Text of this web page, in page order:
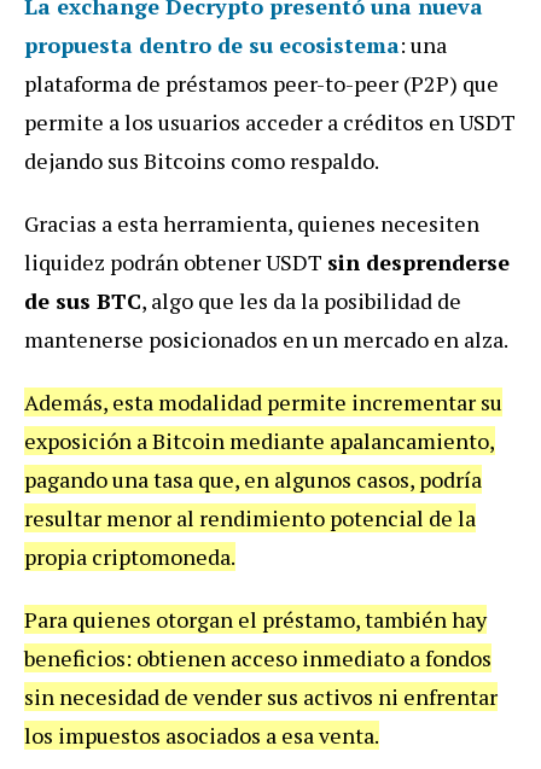
La exchange Decrypto presentó una nueva
propuesta dentro de su ecosistema: una
plataforma de préstamos peer-to-peer (P2P) que
permite a los usuarios acceder a créditos en USDT
dejando sus Bitcoins como respaldo.
Gracias a esta herramienta, quienes necesiten
liquidez podrán obtener USDT sin desprenderse
de sus BTC, algo que les da la posibilidad de
mantenerse posicionados en un mercado en alza.
Además, esta modalidad permite incrementar su
exposición a Bitcoin mediante apalancamiento,
pagando una tasa que, en algunos casos, podría
resultar menor al rendimiento potencial de la
propia criptomoneda.
Para quienes otorgan el préstamo, también hay
beneficios: obtienen acceso inmediato a fondos
sin necesidad de vender sus activos ni enfrentar
los impuestos asociados a esa venta.